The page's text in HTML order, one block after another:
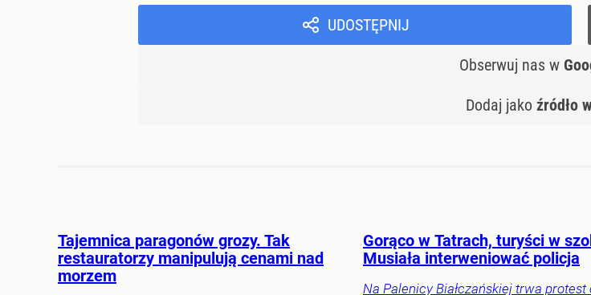
UDOSTĘPNIJ
Obserwuj nas w
Dodaj jako źródło
Tajemnica paragonów grozy. Tak
restauratorzy manipulują cenami nad
morzem
Gorąco w Tatrach, turyści w
Musiała interweniować policja
Na Palenicy Białczańskiej trwa